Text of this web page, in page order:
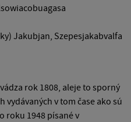
Jakubjan, Szepesjakabvalfa
rok 1808, aleje to sporný
vydávaných v tom čase ako sú
roku 1948 písané v